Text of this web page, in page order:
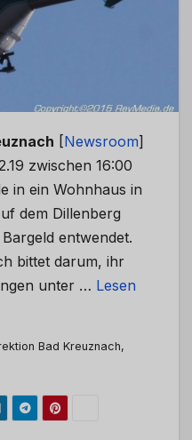
[Newsroom]
zwischen 16:00
in ein Wohnhaus in
dem Dillenberg
entwendet.
bittet darum, ihr
unter … Lesen
Bad Kreuznach,